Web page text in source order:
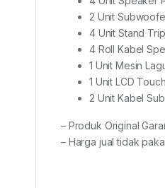
2 Unit
4 Unit Stand
4 Roll Kabel
1 Unit Mesin
1 Unit LCD
2 Unit Kabel
– Produk Original
– Harga jual tidak